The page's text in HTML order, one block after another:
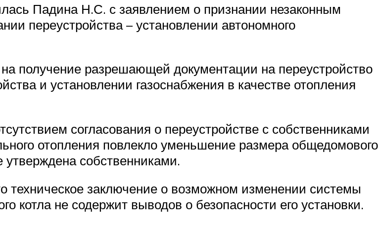
Падина Н.С. с заявлением о признании незаконным
переустройства – установлении автономного
получение разрешающей документации на переустройство
и установлении газоснабжения в качестве отопления
согласования о переустройстве с собственниками
отопления повлекло уменьшение размера общедомового
собственниками.
техническое заключение о возможном изменении системы
котла не содержит выводов о безопасности его установки.